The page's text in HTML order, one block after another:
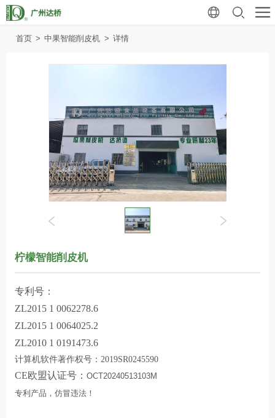
首页 > 中果智能削皮机 > 详情
柠檬智能削皮机
专利号：
ZL2015 1 0062278.6
ZL2015 1 0064025.2
ZL2010 1 0191473.6
计算机软件著作权号：2019SR0245590
CE欧盟认证号：OCT20240513103M
专利产品，仿冒违法！